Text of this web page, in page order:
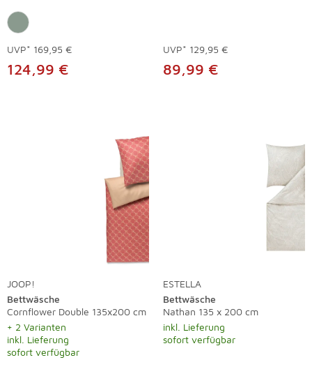
UVP* 169,95 €
124,99 €
UVP* 129,95 €
89,99 €
JOOP!
Bettwäsche
Cornflower Double 135x200 cm
+ 2 Varianten
inkl. Lieferung
sofort verfügbar
ESTELLA
Bettwäsche
Nathan 135 x 200 cm
inkl. Lieferung
sofort verfügbar